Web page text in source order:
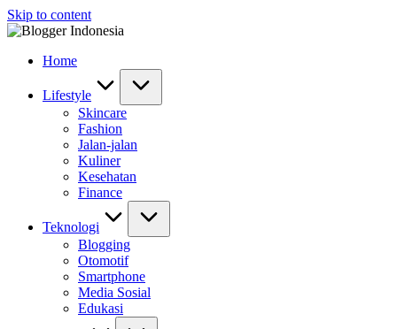
Skip to content
Home
Lifestyle
Skincare
Fashion
Jalan-jalan
Kuliner
Kesehatan
Finance
Teknologi
Blogging
Otomotif
Smartphone
Media Sosial
Edukasi